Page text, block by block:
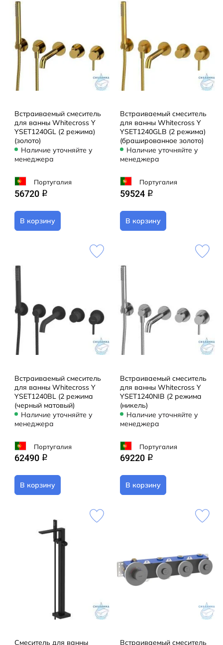
Встраиваемый смеситель
для ванны Whitecross Y
YSET1240GL (2 режима)
(золото)
Наличие уточняйте у
менеджера
Португалия
56720 q
В корзину
Встраиваемый смеситель
для ванны Whitecross Y
YSET1240GLB (2 режима)
(брашированное золото)
Наличие уточняйте у
менеджера
Португалия
59524 q
В корзину
Встраиваемый смеситель
для ванны Whitecross Y
YSET1240BL (2 режима
(черный матовый)
Наличие уточняйте у
менеджера
Португалия
62490 q
В корзину
Встраиваемый смеситель
для ванны Whitecross Y
YSET1240NIB (2 режима
(никель)
Наличие уточняйте у
менеджера
Португалия
69220 q
В корзину
Смеситель для ванны
Встраиваемый смеситель